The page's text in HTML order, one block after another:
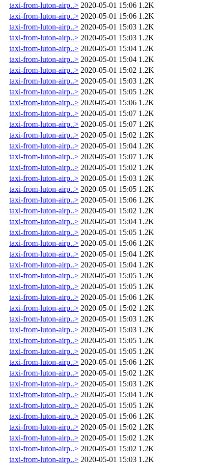
taxi-from-luton-airp..> 2020-05-01 15:06 1.2K
taxi-from-luton-airp..> 2020-05-01 15:06 1.2K
taxi-from-luton-airp..> 2020-05-01 15:03 1.2K
taxi-from-luton-airp..> 2020-05-01 15:03 1.2K
taxi-from-luton-airp..> 2020-05-01 15:04 1.2K
taxi-from-luton-airp..> 2020-05-01 15:04 1.2K
taxi-from-luton-airp..> 2020-05-01 15:02 1.2K
taxi-from-luton-airp..> 2020-05-01 15:03 1.2K
taxi-from-luton-airp..> 2020-05-01 15:05 1.2K
taxi-from-luton-airp..> 2020-05-01 15:06 1.2K
taxi-from-luton-airp..> 2020-05-01 15:07 1.2K
taxi-from-luton-airp..> 2020-05-01 15:07 1.2K
taxi-from-luton-airp..> 2020-05-01 15:02 1.2K
taxi-from-luton-airp..> 2020-05-01 15:04 1.2K
taxi-from-luton-airp..> 2020-05-01 15:07 1.2K
taxi-from-luton-airp..> 2020-05-01 15:02 1.2K
taxi-from-luton-airp..> 2020-05-01 15:03 1.2K
taxi-from-luton-airp..> 2020-05-01 15:05 1.2K
taxi-from-luton-airp..> 2020-05-01 15:06 1.2K
taxi-from-luton-airp..> 2020-05-01 15:02 1.2K
taxi-from-luton-airp..> 2020-05-01 15:04 1.2K
taxi-from-luton-airp..> 2020-05-01 15:05 1.2K
taxi-from-luton-airp..> 2020-05-01 15:06 1.2K
taxi-from-luton-airp..> 2020-05-01 15:04 1.2K
taxi-from-luton-airp..> 2020-05-01 15:04 1.2K
taxi-from-luton-airp..> 2020-05-01 15:05 1.2K
taxi-from-luton-airp..> 2020-05-01 15:05 1.2K
taxi-from-luton-airp..> 2020-05-01 15:06 1.2K
taxi-from-luton-airp..> 2020-05-01 15:02 1.2K
taxi-from-luton-airp..> 2020-05-01 15:03 1.2K
taxi-from-luton-airp..> 2020-05-01 15:03 1.2K
taxi-from-luton-airp..> 2020-05-01 15:05 1.2K
taxi-from-luton-airp..> 2020-05-01 15:05 1.2K
taxi-from-luton-airp..> 2020-05-01 15:06 1.2K
taxi-from-luton-airp..> 2020-05-01 15:02 1.2K
taxi-from-luton-airp..> 2020-05-01 15:03 1.2K
taxi-from-luton-airp..> 2020-05-01 15:04 1.2K
taxi-from-luton-airp..> 2020-05-01 15:05 1.2K
taxi-from-luton-airp..> 2020-05-01 15:06 1.2K
taxi-from-luton-airp..> 2020-05-01 15:02 1.2K
taxi-from-luton-airp..> 2020-05-01 15:02 1.2K
taxi-from-luton-airp..> 2020-05-01 15:02 1.2K
taxi-from-luton-airp..> 2020-05-01 15:03 1.2K